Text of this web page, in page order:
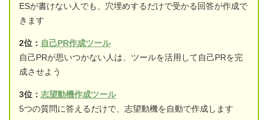
ESが書けない人でも、穴埋めするだけで受かる回答が作成で
きます
2位： 自己PR作成ツール
自己PRが思いつかない人は、ツールを活用して自己PRを完
成させよう
3位： 志望動機作成ツール
5つの質問に答えるだけで、志望動機を自動で作成します